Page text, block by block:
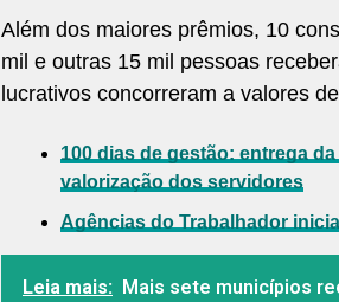
Além dos maiores prêmios, 10
mil e outras 15 mil pessoas
lucrativos concorreram a valores
100 dias de gestão: entrega
valorização dos servidores
Agências do Trabalhador
Leia mais: Mais sete municípios